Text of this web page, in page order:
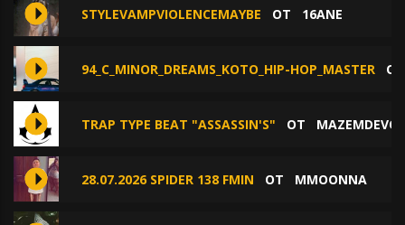
STYLEVAMPVIOLENCEMAYBE ОТ 16ANE
94_C_MINOR_DREAMS_KOTO_HIP-HOP_MASTER
TRAP TYPE BEAT "ASSASSIN'S" ОТ MAZEMDEVOL
28.07.2026 SPIDER 138 FMIN ОТ MMOONNA